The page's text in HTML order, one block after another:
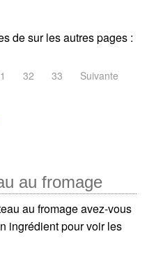
desur les autres pages :
32 33 Suivante
au fromage
au fromage avez-vous
ingrédient pour voir les